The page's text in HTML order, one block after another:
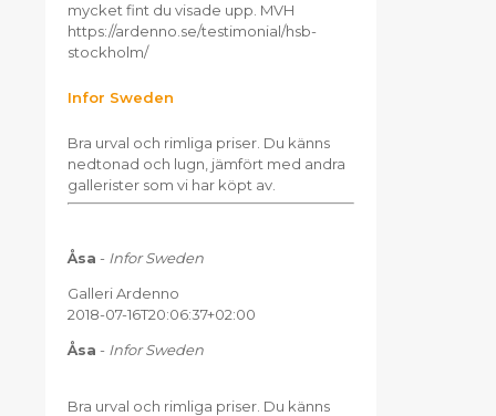
mycket fint du visade upp. MVH
https://ardenno.se/testimonial/hsb-
stockholm/
Infor Sweden
Bra urval och rimliga priser. Du känns
nedtonad och lugn, jämfört med andra
gallerister som vi har köpt av.
Åsa - Infor Sweden
Galleri Ardenno
2018-07-16T20:06:37+02:00
Åsa - Infor Sweden
Bra urval och rimliga priser. Du känns